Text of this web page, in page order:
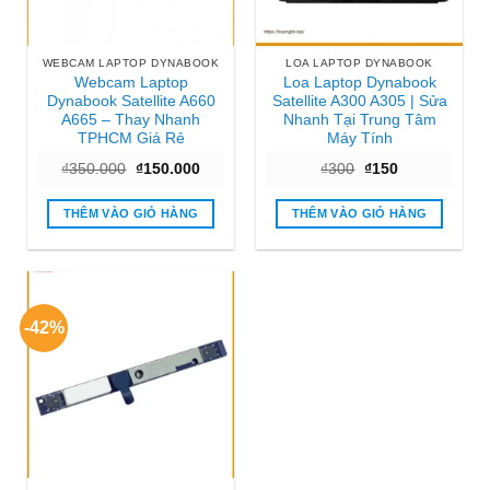
WEBCAM LAPTOP DYNABOOK
Webcam Laptop
Dynabook Satellite A660
A665 – Thay Nhanh
TPHCM Giá Rẻ
₫350.000 Giá
là:
₫350.000.
₫150.000Giá
tại
₫150.000.
THÊM VÀO GIỎ HÀNG
LOA LAPTOP DYNABOOK
Loa Laptop Dynabook
Satellite A300 A305 | Sửa
Nhanh Tại Trung Tâm
Máy Tính
₫300 Giá
là:
₫300.
₫150Giá
tại
là:
₫150.
THÊM VÀO GIỎ HÀNG
-42%